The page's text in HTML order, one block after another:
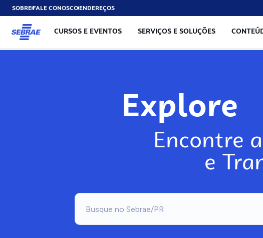
SOBREFALE CONOSCOENDEREÇOS
CURSOS E EVENTOS SERVIÇOS E SOLUÇÕES
Explore
Encontre
e